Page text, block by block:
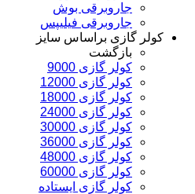
جاروبرقی بوش
جاروبرقی فیلیپس
کولر گازی براساس سایز
بازگشت
کولر گازی 9000
کولر گازی 12000
کولر گازی 18000
کولر گازی 24000
کولر گازی 30000
کولر گازی 36000
کولر گازی 48000
کولر گازی 60000
کولر گازی ایستاده